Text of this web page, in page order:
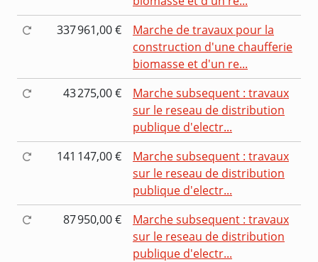
337 961,00 €
Marche de travaux pour la
construction d'une chaufferie
biomasse et d'un re...
43 275,00 €
Marche subsequent : travaux
sur le reseau de distribution
publique d'electr...
141 147,00 €
Marche subsequent : travaux
sur le reseau de distribution
publique d'electr...
87 950,00 €
Marche subsequent : travaux
sur le reseau de distribution
publique d'electr...